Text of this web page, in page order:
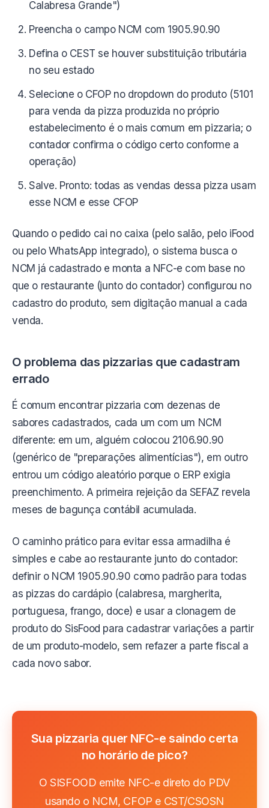
Calabresa Grande")
Preencha o campo NCM com 1905.90.90
Defina o CEST se houver substituição tributária
no seu estado
Selecione o CFOP no dropdown do produto (5101
para venda da pizza produzida no próprio
estabelecimento é o mais comum em pizzaria; o
contador confirma o código certo conforme a
operação)
Salve. Pronto: todas as vendas dessa pizza usam
esse NCM e esse CFOP
Quando o pedido cai no caixa (pelo salão, pelo iFood
ou pelo WhatsApp integrado), o sistema busca o
NCM já cadastrado e monta a NFC-e com base no
que o restaurante (junto do contador) configurou no
cadastro do produto, sem digitação manual a cada
venda.
O problema das pizzarias que cadastram
errado
É comum encontrar pizzaria com dezenas de
sabores cadastrados, cada um com um NCM
diferente: em um, alguém colocou 2106.90.90
(genérico de "preparações alimentícias"), em outro
entrou um código aleatório porque o ERP exigia
preenchimento. A primeira rejeição da SEFAZ revela
meses de bagunça contábil acumulada.
O caminho prático para evitar essa armadilha é
simples e cabe ao restaurante junto do contador:
definir o NCM 1905.90.90 como padrão para todas
as pizzas do cardápio (calabresa, margherita,
portuguesa, frango, doce) e usar a clonagem de
produto do SisFood para cadastrar variações a partir
de um produto-modelo, sem refazer a parte fiscal a
cada novo sabor.
Sua pizzaria quer NFC-e saindo certa
no horário de pico?
O SISFOOD emite NFC-e direto do PDV
usando o NCM, CFOP e CST/CSOSN